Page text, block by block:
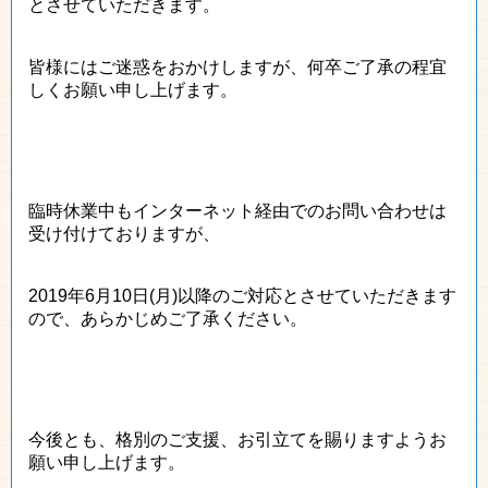
とさせていただきます。
皆様にはご迷惑をおかけしますが、何卒ご了承の程宜
しくお願い申し上げます。
臨時休業中もインターネット経由でのお問い合わせは
受け付けておりますが、
2019年6月10日(月)以降のご対応とさせていただきます
ので、あらかじめご了承ください。
今後とも、格別のご支援、お引立てを賜りますようお
願い申し上げます。